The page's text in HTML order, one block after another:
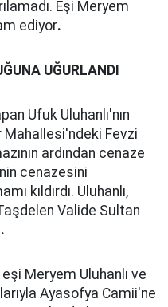
Eşi Meryem
ediyor.
UĞURLANDI
Ufuk Uluhanlı'nın
Mahallesi'ndeki Fevzi
ardından cenaze
cenazesini
kıldırdı. Uluhanlı,
Valide Sultan
.
Meryem Uluhanlı ve
Ayasofya Camii'ne